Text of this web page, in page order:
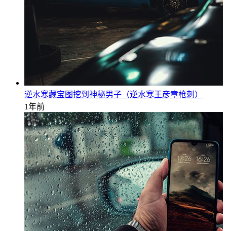
逆水寒藏宝图挖到神秘男子（逆水寒王彦章枪刺）
1年前